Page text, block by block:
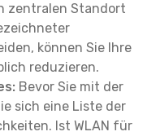
zentralen Standort
können Sie Ihre
reduzieren.
Bevor Sie mit der
sich eine Liste der
Ist WLAN für